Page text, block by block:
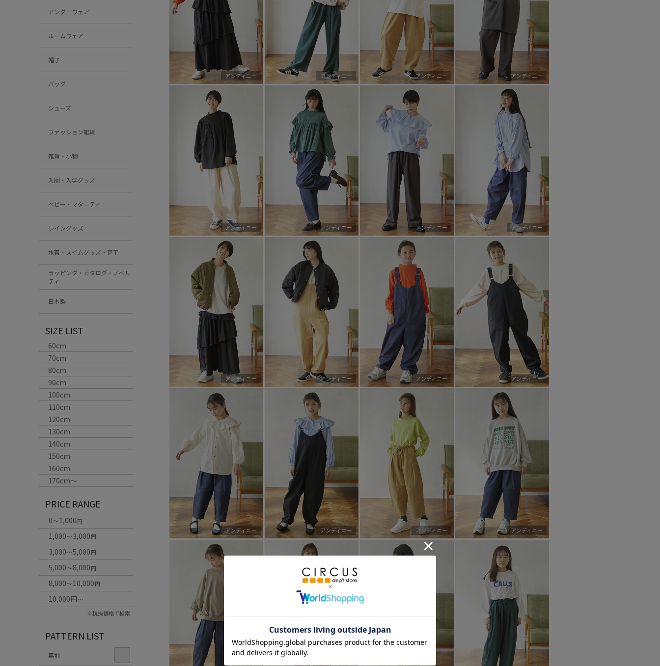
アンダーウェア
ルームウェア
帽子
バッグ
シューズ
ファッション雑貨
雑貨・小物
入園・入学グッズ
ベビー・マタニティ
レイングッズ
水着・スイムグッズ・甚平
ラッピング・カタログ・ノベル
ティ
日本製
SIZE LIST
60cm
70cm
80cm
90cm
100cm
110cm
120cm
130cm
140cm
150cm
160cm
170cm〜
PRICE RANGE
0～1,000円
1,000～3,000円
3,000～5,000円
5,000～8,000円
8,000～10,000円
10,000円～
※税抜価格で検索
PATTERN LIST
無地
アンディニー アンディニー アンディニー アンディニー
アンディニー アンディニー アンディニー アンディニー
アンディニー アンディニー アンディニー アンディニー
アンディニー アンディニー アンディニー アンディニー